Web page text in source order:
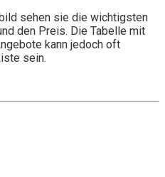
sehen sie die wichtigsten
den Preis. Die Tabelle mit
kann jedoch oft
sein.